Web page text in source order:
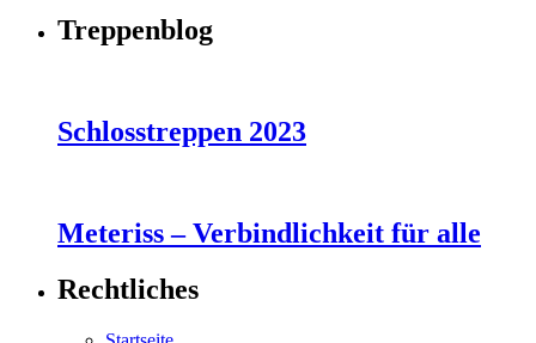
Treppenblog
Schlosstreppen 2023
Meteriss – Verbindlichkeit für alle
Rechtliches